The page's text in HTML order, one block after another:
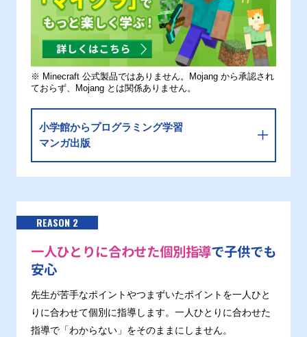
※ Minecraft 公式製品ではありません。Mojang から承認され
ておらず、Mojang とは関係ありません。
小学館からプログラミング学習
マンガ出版
REASON 2
一人ひとりに合わせた個別指導で子供でも
安心
先生が苦手なポイントやつまずいたポイントを一人ひと
りに合わせて個別に指導します。一人ひとりに合わせた
指導で「わからない」をそのままにしません。